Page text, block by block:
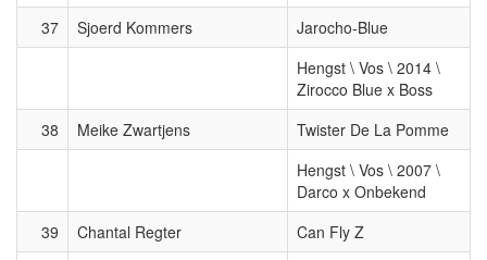
37
Sjoerd Kommers
Jarocho-Blue
Hengst \ Vos \ 2014 \
Zirocco Blue x Boss
38
Meike Zwartjens
Twister De La Pomme
Hengst \ Vos \ 2007 \
Darco x Onbekend
39
Chantal Regter
Can Fly Z